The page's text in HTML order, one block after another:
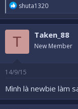
R
e
a
c
t
o
s
shuta1320
T Taken_88
New Member
14/9/15
Mình là newbie làm